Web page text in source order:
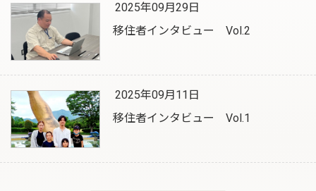
2025年09月29日
移住者インタビュー Vol.2
2025年09月11日
移住者インタビュー Vol.1